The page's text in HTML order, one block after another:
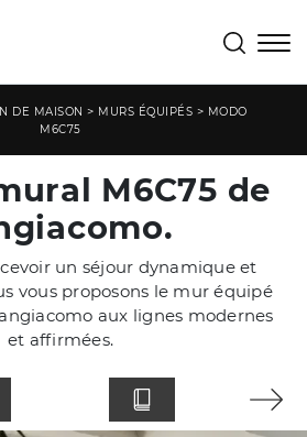
DE MAISON > MURS ÉQUIPÉS > MODO
M6C75
M6C75 de
un séjour dynamique et
vous proposons le mur équipé
aux lignes modernes
et affirmées.